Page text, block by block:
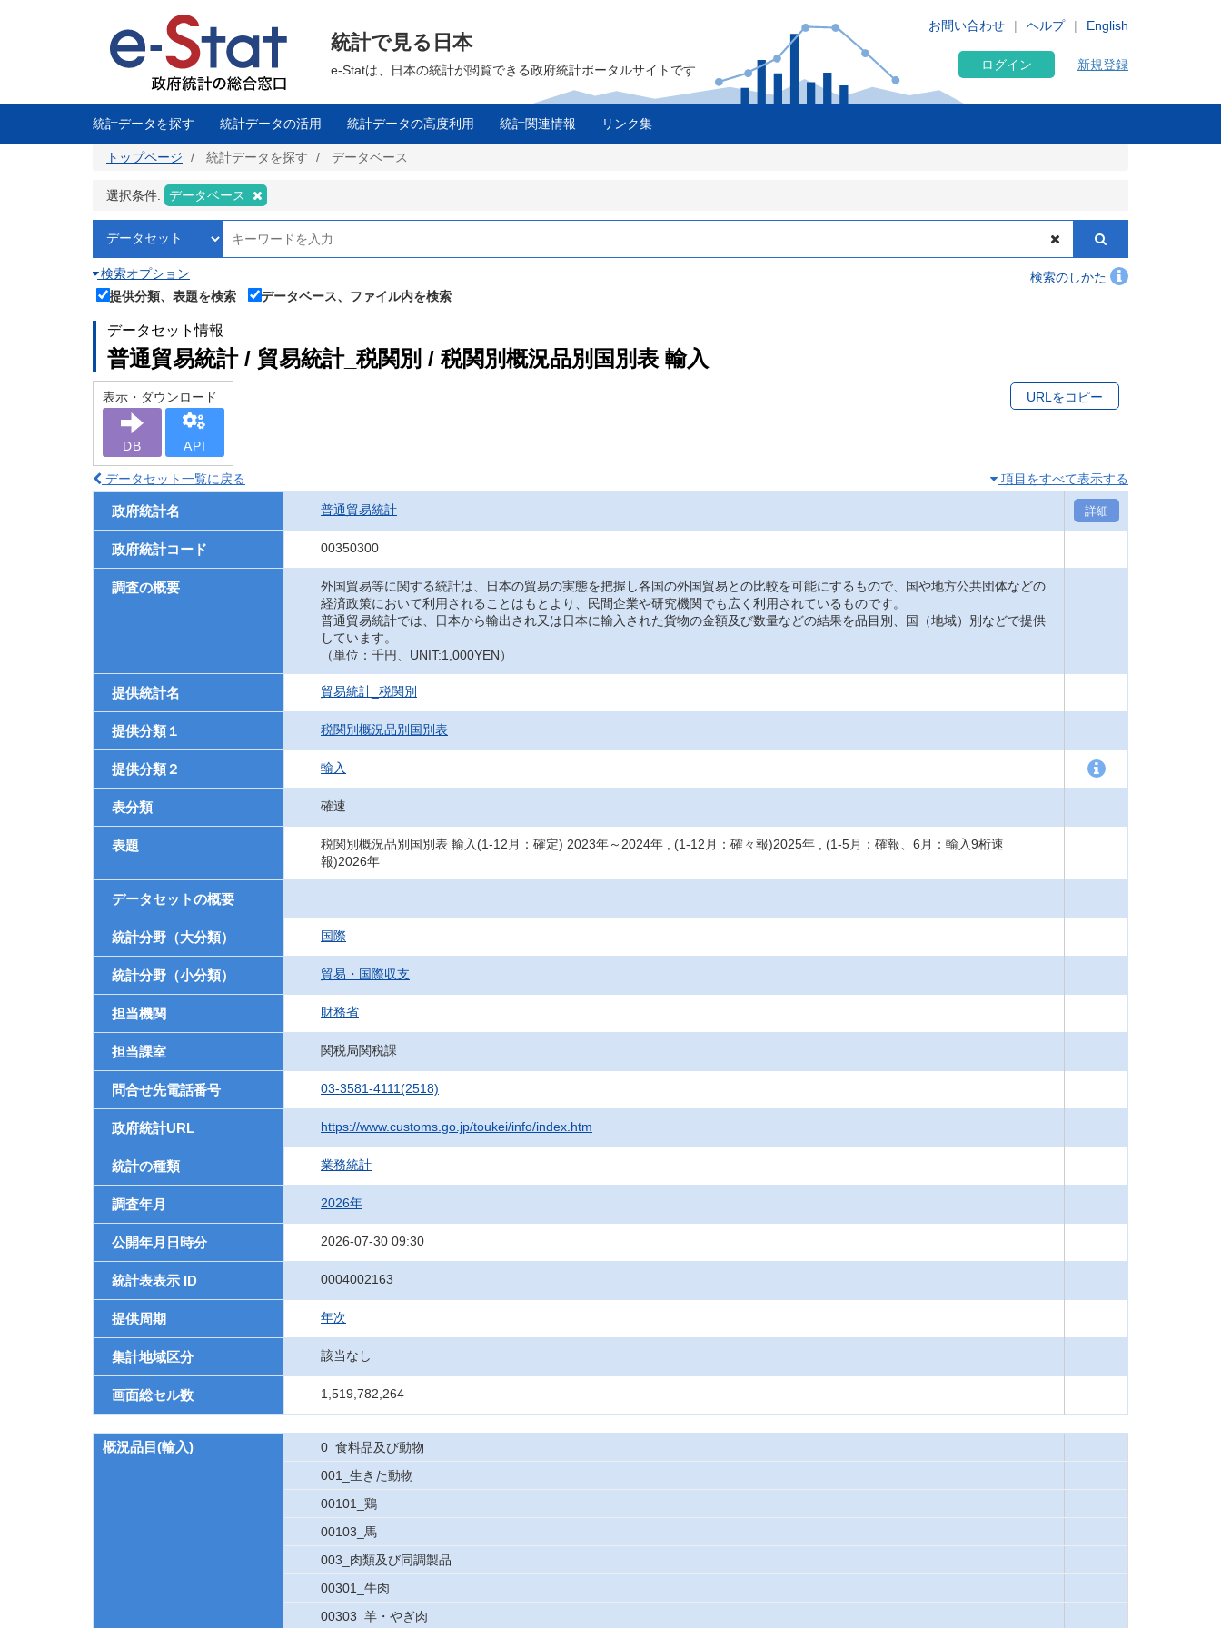
に
English
お問い合わせ ヘルプ
統計で見る日本
e-Statは、日本の統計が閲覧できる政府統計ポータルサイトです ログイン 新規登録
統計データを探す 統計データの活用 統計データの高度利用 統計関連情報 リンク集
トップページ 統計データを探す データベース
選択条件: データベース
検索オプション
検索のしかた
提供分類、表題を検索
データベース、ファイル内を検索
データセット情報
普通貿易統計 / 貿易統計_税関別 / 税関別概況品別国別表 輸入
表示・ダウンロード
DB API
URLをコピー
データセット一覧に戻る 項目をすべて表示する
政府統計名 普通貿易統計 詳細
政府統計コード 00350300
調査の概要
外国貿易等に関する統計は、日本の貿易の実態を把握し各国の外国貿易との比較を可能にするもので、国や地方公共団体などの
経済政策において利用されることはもとより、民間企業や研究機関でも広く利用されているものです。
普通貿易統計では、日本から輸出され又は日本に輸入された貨物の金額及び数量などの結果を品目別、国（地域）別などで提供
しています。
（単位：千円、UNIT:1,000YEN）
提供統計名 貿易統計_税関別
提供分類１ 税関別概況品別国別表
提供分類２ 輸入
表分類 確速
表題
税関別概況品別国別表 輸入(1-12月：確定) 2023年～2024年 , (1-12月：確々報)2025年 , (1-5月：確報、6月：輸入9桁速
報)2026年
データセットの概要
統計分野（大分類） 国際
統計分野（小分類） 貿易・国際収支
担当機関 財務省
担当課室 関税局関税課
問合せ先電話番号 03-3581-4111(2518)
政府統計URL https://www.customs.go.jp/toukei/info/index.htm
統計の種類 業務統計
調査年月 2026年
公開年月日時分 2026-07-30 09:30
統計表表示 ID 0004002163
提供周期 年次
集計地域区分 該当なし
画面総セル数 1,519,782,264
概況品目(輸入)
0_食料品及び動物
001_生きた動物
00101_鶏
00103_馬
003_肉類及び同調製品
00301_牛肉
00303_羊・やぎ肉